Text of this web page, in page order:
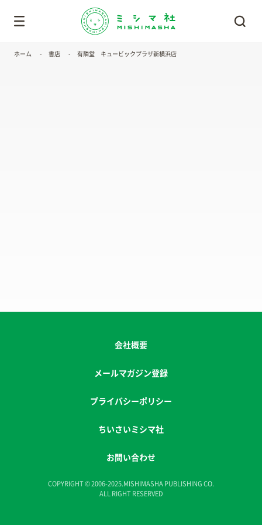
ホーム 書店 有隣堂 キュービックプラザ新横浜店
会社概要
メールマガジン登録
プライバシーポリシー
ちいさいミシマ社
お問い合わせ
COPYRIGHT © 2006-2025.MISHIMASHA PUBLISHING CO.
ALL RIGHT RESERVED